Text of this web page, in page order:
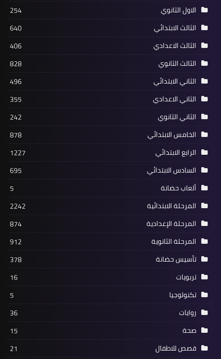
الاول الثانوي
254
الثالث الابتدائي
640
الثالث الاعدادي
406
الثالث الثانوي
828
الثاني الابتدائي
496
الثاني الاعدادي
355
الثاني الثانوي
242
الخامس الابتدائي
878
الرابع الابتدائي
1227
السادس الابتدائي
695
ألعاب حضانة
5
المرحلة الابتدائية
2242
المرحلة الإعدادية
874
المرحلة الثانوية
912
تأسيس حضانة
378
تربويات
16
تكنولوجيا
5
روايات
36
صحة
15
قصص للاطفال
21